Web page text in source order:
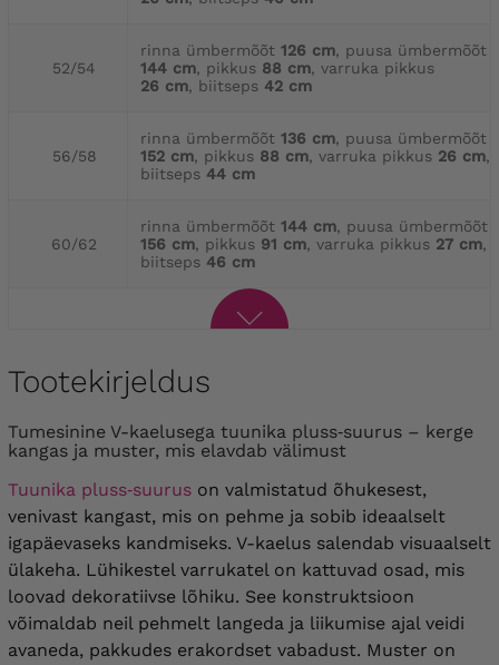
52/54
rinna ümbermõõt 126 cm, puusa ümbermõõt
144 cm, pikkus 88 cm, varruka pikkus
26 cm, biitseps 42 cm
56/58
rinna ümbermõõt 136 cm, puusa ümbermõõt
152 cm, pikkus 88 cm, varruka pikkus 26 cm,
biitseps 44 cm
60/62
rinna ümbermõõt 144 cm, puusa ümbermõõt
156 cm, pikkus 91 cm, varruka pikkus 27 cm,
biitseps 46 cm
Tootekirjeldus
Tumesinine V-kaelusega tuunika pluss‑suurus – kerge
kangas ja muster, mis elavdab välimust
Tuunika pluss‑suurus on valmistatud õhukesest,
venivast kangast, mis on pehme ja sobib ideaalselt
igapäevaseks kandmiseks. V-kaelus salendab visuaalselt
ülakeha. Lühikestel varrukatel on kattuvad osad, mis
loovad dekoratiivse lõhiku. See konstruktsioon
võimaldab neil pehmelt langeda ja liikumise ajal veidi
avaneda, pakkudes erakordset vabadust. Muster on